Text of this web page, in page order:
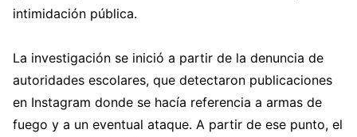
intimidación pública.
La investigación se inició a partir de la denuncia de
autoridades escolares, que detectaron publicaciones
en Instagram donde se hacía referencia a armas de
fuego y a un eventual ataque. A partir de ese punto, el